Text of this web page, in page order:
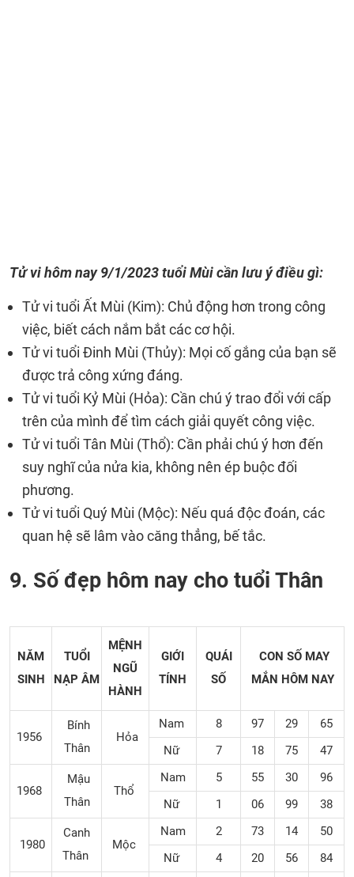
Tử vi hôm nay9/1/2023 tuổi Mùi cần lưu ý điều gì:
Tử vi tuổi Ất Mùi (Kim): Chủ động hơn trong công
việc, biết cách nắm bắt các cơ hội.
Tử vi tuổi Đinh Mùi (Thủy): Mọi cố gắng của bạn sẽ
được trả công xứng đáng.
Tử vi tuổi Kỷ Mùi (Hỏa): Cần chú ý trao đổi với cấp
trên của mình để tìm cách giải quyết công việc.
Tử vi tuổi Tân Mùi (Thổ): Cần phải chú ý hơn đến
suy nghĩ của nửa kia, không nên ép buộc đối
phương.
Tử vi tuổi Quý Mùi (Mộc): Nếu quá độc đoán, các
quan hệ sẽ lâm vào căng thẳng, bế tắc.
9. Số đẹp hôm nay cho tuổi Thân
NĂM
SINH
TUỔI
NẠP ÂM
MỆNH
NGŨ
HÀNH
GIỚI
TÍNH
QUÁI
SỐ
CON SỐ MAY
MẮN HÔM NAY
1956
Bính
Thân
Hỏa
Nam 8 97 29
65
Nữ
7 18 75 47
1968
Mậu
Thân
Thổ
Nam 5 55 30
96
Nữ
1 06 99 38
1980
Canh
Thân
Mộc
Nam 2 73 14
50
Nữ
4 20 56 84